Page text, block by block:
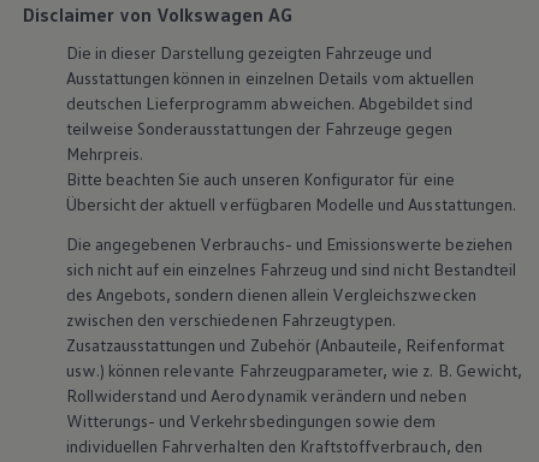
Disclaimer von Volkswagen AG
Die in dieser Darstellung gezeigten Fahrzeuge und
Ausstattungen können in einzelnen Details vom aktuellen
deutschen Lieferprogramm abweichen. Abgebildet sind
teilweise Sonderausstattungen der Fahrzeuge gegen
Mehrpreis.
Bitte beachten Sie auch unseren Konfigurator für eine
Übersicht der aktuell verfügbaren Modelle und Ausstattungen.
Die angegebenen Verbrauchs- und Emissionswerte beziehen
sich nicht auf ein einzelnes Fahrzeug und sind nicht Bestandteil
des Angebots, sondern dienen allein Vergleichszwecken
zwischen den verschiedenen Fahrzeugtypen.
Zusatzausstattungen und Zubehör (Anbauteile, Reifenformat
usw.) können relevante Fahrzeugparameter, wie z. B. Gewicht,
Rollwiderstand und Aerodynamik verändern und neben
Witterungs- und Verkehrsbedingungen sowie dem
individuellen Fahrverhalten den Kraftstoffverbrauch, den